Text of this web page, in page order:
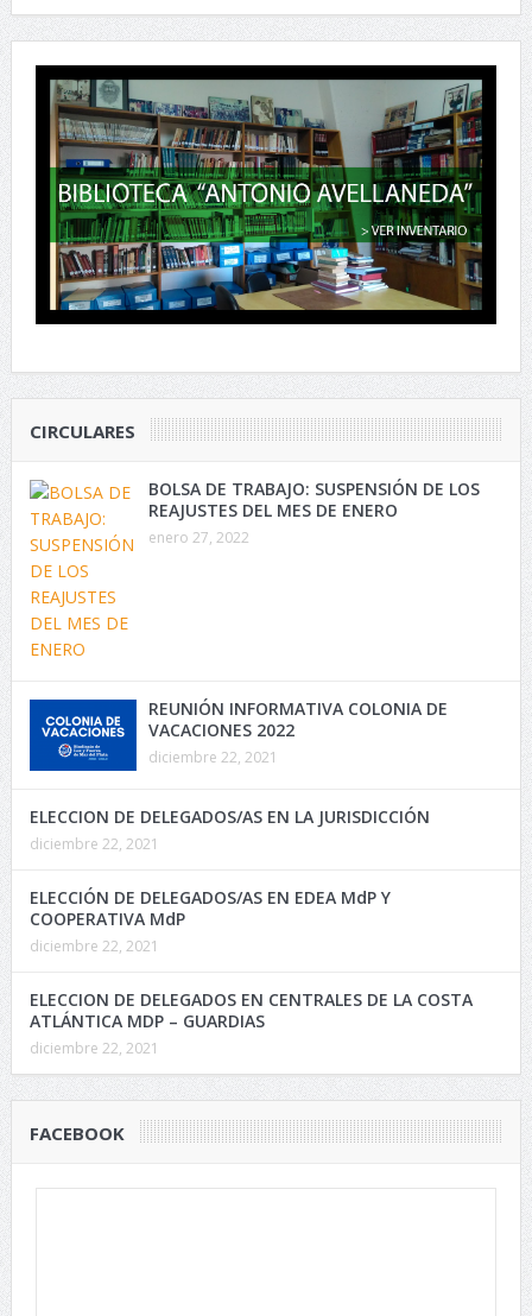
CIRCULARES
BOLSA DE TRABAJO: SUSPENSIÓN DE LOS
REAJUSTES DEL MES DE ENERO
enero 27, 2022
REUNIÓN INFORMATIVA COLONIA DE
VACACIONES 2022
diciembre 22, 2021
ELECCION DE DELEGADOS/AS EN LA JURISDICCIÓN
diciembre 22, 2021
ELECCIÓN DE DELEGADOS/AS EN EDEA MdP Y
COOPERATIVA MdP
diciembre 22, 2021
ELECCION DE DELEGADOS EN CENTRALES DE LA COSTA
ATLÁNTICA MDP – GUARDIAS
diciembre 22, 2021
FACEBOOK